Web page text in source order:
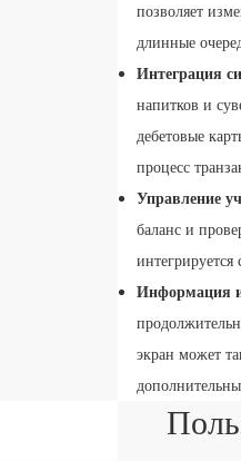
позволяет
длинные
Интеграция
напитков и
дебетовые
процесс
Управление
баланс и
Информация
экран может